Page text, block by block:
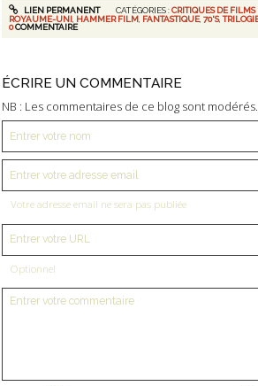
LIEN PERMANENT CATÉGORIES :CRITIQUES DE FILMS
ROYAUME-UNI HAMMER FILM FANTASTIQUE ,70'S,
0COMMENTAIRE
ÉCRIRE UN COMMENTAIRE
NB : Les commentaires de ce blog sont modérés.
Votre adresse email ne sera pas publiée
Optionnel